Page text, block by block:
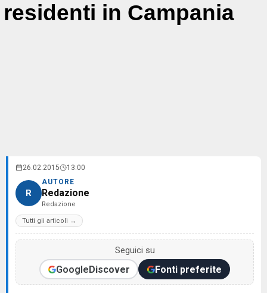
residenti in Campania
26.02.2015 13:00
R
AUTORE
Redazione
Redazione
Tutti gli articoli →
Seguici su
GoogleDiscover Fonti preferite